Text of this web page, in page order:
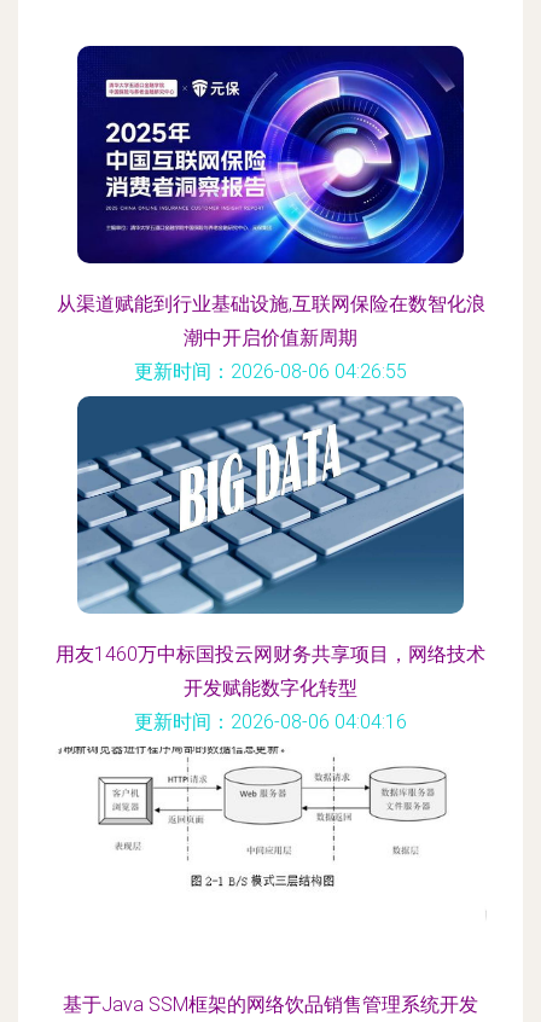
从渠道赋能到行业基础设施,互联网保险在数智化浪
潮中开启价值新周期
更新时间：2026-08-06 04:26:55
用友1460万中标国投云网财务共享项目，网络技术
开发赋能数字化转型
更新时间：2026-08-06 04:04:16
基于Java SSM框架的网络饮品销售管理系统开发